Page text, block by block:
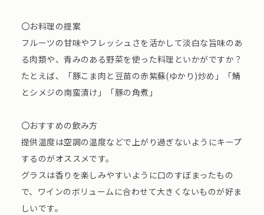
〇お料理の提案
フルーツの甘味やフレッシュさを活かして淡白な旨味のあ
る肉類や、青みのある野菜を使った料理といかがですか？
たとえば、「豚こま肉と豆苗の赤紫蘇(ゆかり)炒め」「鯖
とシメジの南蛮漬け」「豚の角煮」
〇おすすめの飲み方
提供温度は空調の温度などで上がり過ぎないようにキープ
するのがオススメです。
グラスは香りを楽しみやすいように口のすぼまったもの
で、ワインのボリュームに合わせて大きくないものが好ま
しいです。